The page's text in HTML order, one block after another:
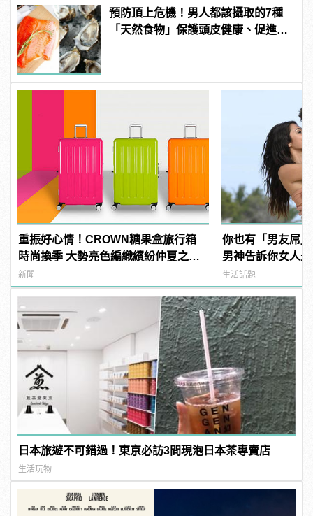
預防頂上危機！男人都該攝取的7種
「天然食物」保護頭皮健康、促進生
重振好心情！CROWN糖果盒旅行箱
時尚換季 大勢亮色編織繽紛仲夏之
夢！
新聞
你也有「男友屌
男神告訴你女人
Dick」是啥？
生活話題
日本旅遊不可錯過！東京必訪3間現泡日本茶專賣店
生活玩物